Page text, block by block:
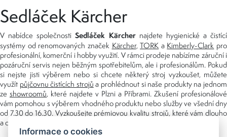
Sedláček Kärcher
V nabídce společnostiSedláček Kärchernajdete hygienické a čistící
systémy od renomovaných značek Kärcher,TORK a Kimberly-Clark pro
profesionální, komerční i hobby využití. V rámci prodeje nabízíme záruční i
pozáruční servis nejen běžným spotřebitelům, ale i profesionálům. Pokud
si nejste jisti výběrem nebo si chcete některý stroj vyzkoušet, můžete
využít půjčovnu čistících strojů a prohlédnout si naše produkty na jednom
ze showroomů, které najdete v Plzni a Příbrami. Zkušení profesionálové
vám pomohou s výběrem vhodného produktu nebo služby ve všední dny
od 7.30 do 16.30. Vyzkoušejte prémiovou kvalitu strojů, které vám dlouho
a dobře poslouží nejen doma, ale i v zaměstnání.
Informace o cookies